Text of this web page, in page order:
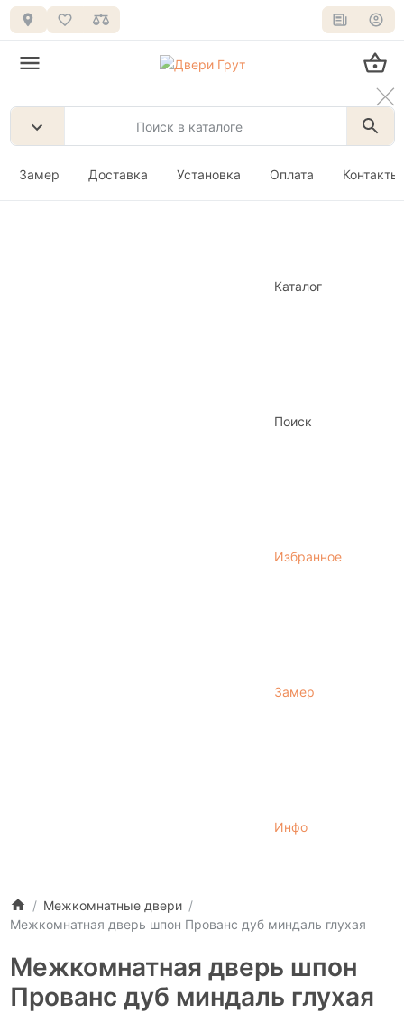
Замер Доставка Установка Оплата Контакты
Каталог
Поиск
Избранное
Замер
Инфо
Межкомнатные двери
Межкомнатная дверь шпон Прованс дуб миндаль глухая
Межкомнатная дверь шпон
Прованс дуб миндаль глухая